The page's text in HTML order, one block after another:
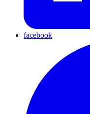
facebook